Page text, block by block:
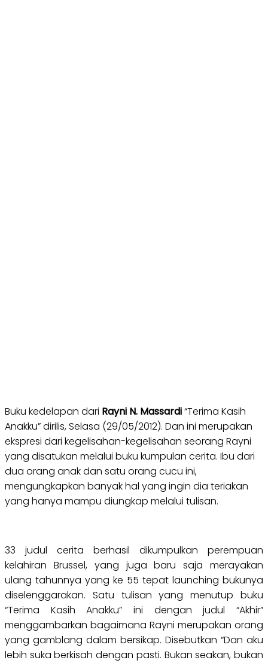
Buku kedelapan dari Rayni N. Massardi“Terima Kasih
Anakku” dirilis, Selasa (29/05/2012). Dan ini merupakan
ekspresi dari kegelisahan-kegelisahan seorang Rayni
yang disatukan melalui buku kumpulan cerita. Ibu dari
dua orang anak dan satu orang cucu ini,
mengungkapkan banyak hal yang ingin dia teriakan
yang hanya mampu diungkap melalui tulisan.
33 judul cerita berhasil dikumpulkan perempuan
kelahiran Brussel, yang juga baru saja merayakan
ulang tahunnya yang ke 55 tepat launching bukunya
diselenggarakan. Satu tulisan yang menutup buku
“Terima Kasih Anakku” ini dengan judul “Akhir”
menggambarkan bagaimana Rayni merupakan orang
yang gamblang dalam bersikap. Disebutkan “Dan aku
lebih suka berkisah dengan pasti. Bukan seakan, bukan